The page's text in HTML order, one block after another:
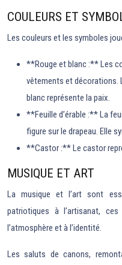
COULEURS ET
Les couleurs et les symboles
**Rouge et blanc :** Les
vêtements et décorations.
blanc représente la paix.
**Feuille d’érable :** La
figure sur le drapeau. Elle
**Castor :** Le castor
MUSIQUE ET ART
La musique et l’art sont
patriotiques à l’artisanat,
l’atmosphère et à l’identité.
Les saluts de canons,